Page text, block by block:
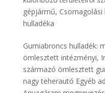
gépjármű, Csomagolási
hulladéka
Gumiabroncs hulladék:
ömlesztett intézményi,
származó ömlesztett
nagy teherautó Egyéb